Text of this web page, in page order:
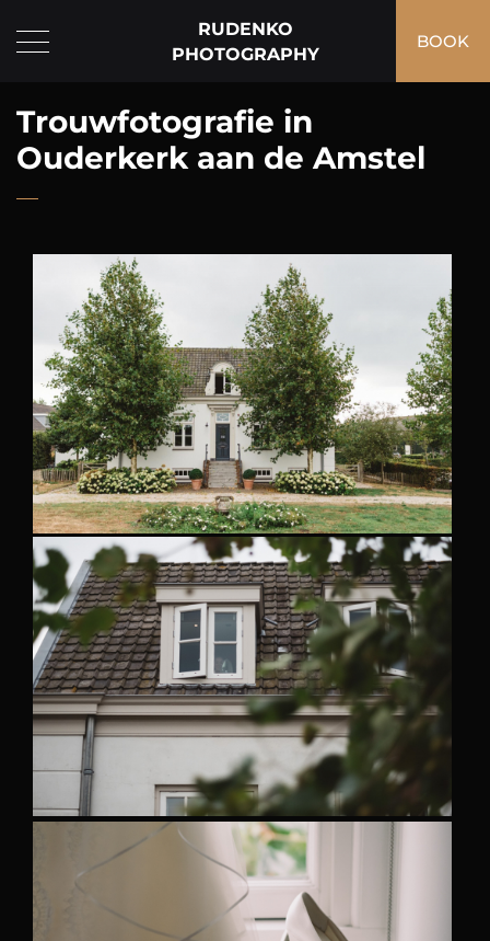
RUDENKO
PHOTOGRAPHY
BOOK
Trouwfotografie in
Ouderkerk aan de Amstel